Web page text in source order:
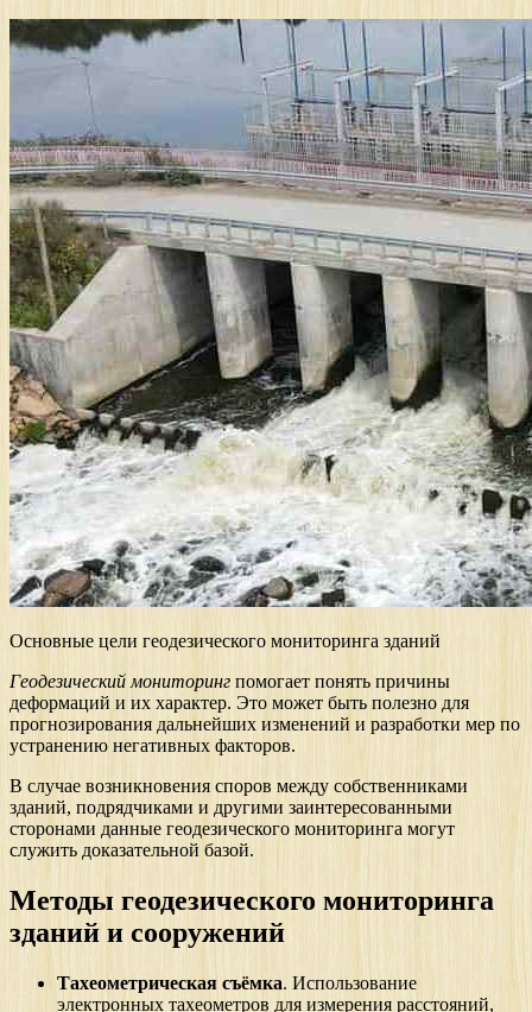
Основные цели геодезического мониторинга зданий
Геодезический мониторинг помогает понять причины
деформаций и их характер. Это может быть полезно для
прогнозирования дальнейших изменений и разработки мер по
устранению негативных факторов.
В случае возникновения споров между собственниками
зданий, подрядчиками и другими заинтересованными
сторонами данные геодезического мониторинга могут
служить доказательной базой.
Методы геодезического мониторинга
зданий и сооружений
Тахеометрическая съёмка. Использование
электронных тахеометров для измерения расстояний,